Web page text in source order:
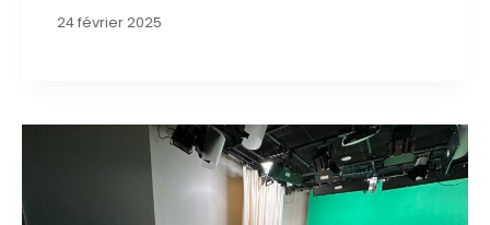
24 février 2025